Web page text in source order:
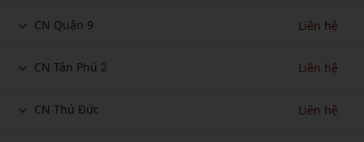
CN Quận 9 Liên hệ
CN Tân Phú 2 Liên hệ
CN Thủ Đức Liên hệ